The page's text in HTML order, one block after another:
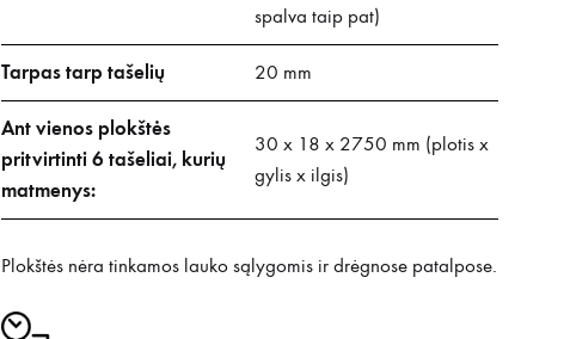
spalva taip pat)
Tarpas tarp tašelių 20 mm
Ant vienos plokštės
pritvirtinti 6 tašeliai, kurių
matmenys:
30 x 18 x 2750 mm (plotis x
gylis x ilgis)
Plokštės nėra tinkamos lauko sąlygomis ir drėgnose patalpose.